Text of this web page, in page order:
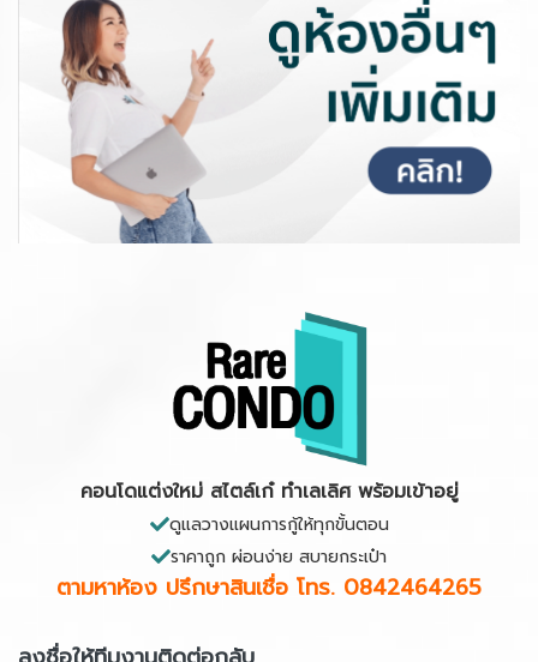
คอนโดแต่งใหม่ สไตล์เก๋ ทำเลเลิศ พร้อมเข้าอยู่
ดูแลวางแผนการกู้ให้ทุกขั้นตอน
ราคาถูก ผ่อนง่าย สบายกระเป๋า
ตามหาห้อง ปรึกษาสินเชื่อ โทร. 0842464265